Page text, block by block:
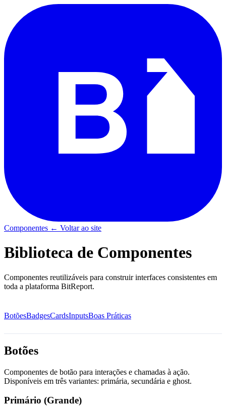
Componentes ← Voltar ao site
Biblioteca de Componentes
Componentes reutilizáveis para construir interfaces consistentes em
toda a plataforma BitReport.
BotõesBadgesCardsInputsBoas Práticas
Botões
Componentes de botão para interações e chamadas à ação.
Disponíveis em três variantes: primária, secundária e ghost.
Primário (Grande)